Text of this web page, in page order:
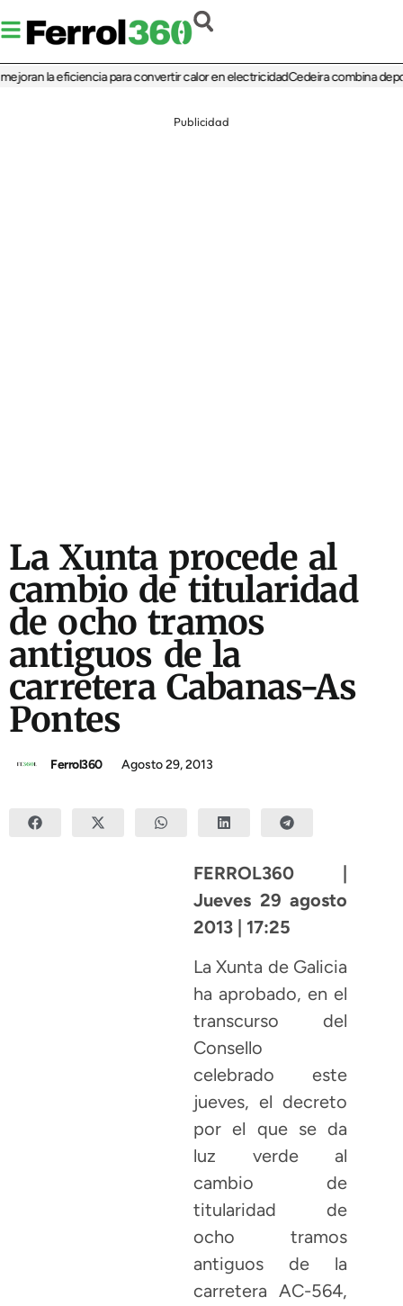
la eficiencia para convertir calor en electricidadCedeira combina
Publicidad
La Xunta procede al
cambio de titularidad
de ocho tramos
antiguos de la
carretera Cabanas-As
Pontes
Ferrol360 Agosto 29, 2013
FERROL360 |
Jueves 29 agosto
2013 | 17:25
La Xunta de Galicia
ha aprobado, en el
transcurso del
Consello
celebrado este
jueves, el decreto
por el que se da
luz verde al
cambio de
titularidad de
ocho tramos
antiguos de la
carretera AC-564,